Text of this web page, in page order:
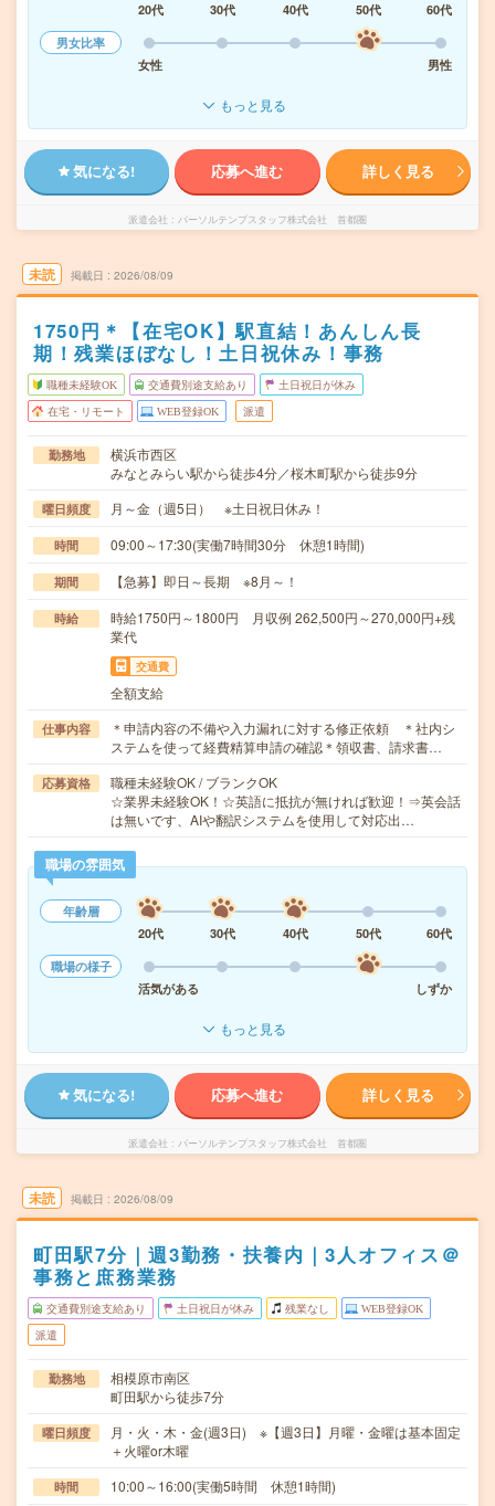
20代
30代 40代 50代
60代
男女比率
女性
男性
もっと見る
気になる! 応募へ進む 詳しく見る
派遣会社 パーソルテンプスタッフ株式会社 首都圏
未読 掲載日 2026/08/09
1750円＊【在宅OK】駅直結！あんしん長
期！残業ほぼなし！土日祝休み！事務
職種未経験OK 交通費別途支給あり 土日祝日が休み
在宅・リモート WEB登録OK 派遣
勤務地
横浜市西区
みなとみらい駅から徒歩4分／桜木町駅から徒歩9分
曜日頻度 月～金（週5日） ※土日祝日休み！
時間 09:00～17:30(実働7時間30分 休憩1時間)
期間 【急募】即日～長期 ※8月～！
時給
時給1750円～1800円 月収例 262,500円～270,000円+残
業代
交通費
全額支給
仕事内容
＊申請内容の不備や入力漏れに対する修正依頼 ＊社内シ
ステムを使って経費精算申請の確認＊領収書、請求書…
応募資格
職種未経験OK / ブランクOK
☆業界未経験OK！☆英語に抵抗が無ければ歓迎！⇒英会話
は無いです、AIや翻訳システムを使用して対応出…
職場の雰囲気
年齢層
20代
30代 40代 50代
60代
職場の様子
活気がある
しずか
もっと見る
気になる! 応募へ進む 詳しく見る
派遣会社 パーソルテンプスタッフ株式会社 首都圏
未読 掲載日 2026/08/09
町田駅7分｜週3勤務・扶養内｜3人オフィス＠
事務と庶務業務
交通費別途支給あり 土日祝日が休み 残業なし WEB登録OK
派遣
勤務地
相模原市南区
町田駅から徒歩7分
曜日頻度
月・火・木・金(週3日) ※【週3日】月曜・金曜は基本固定
＋火曜or木曜
時間 10:00～16:00(実働5時間 休憩1時間)